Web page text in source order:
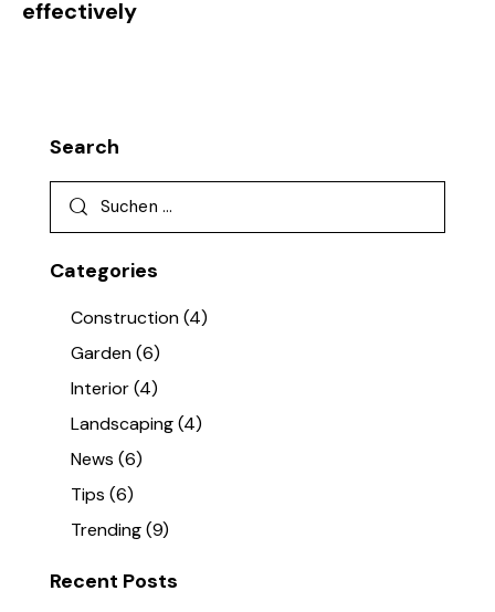
effectively
Search
Categories
Construction(4)
Garden(6)
Interior(4)
Landscaping(4)
News (6)
Tips (6)
Trending(9)
Recent Posts